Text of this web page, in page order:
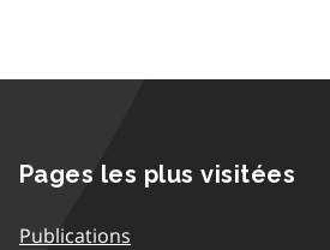
Pages les plus visitées
Publications